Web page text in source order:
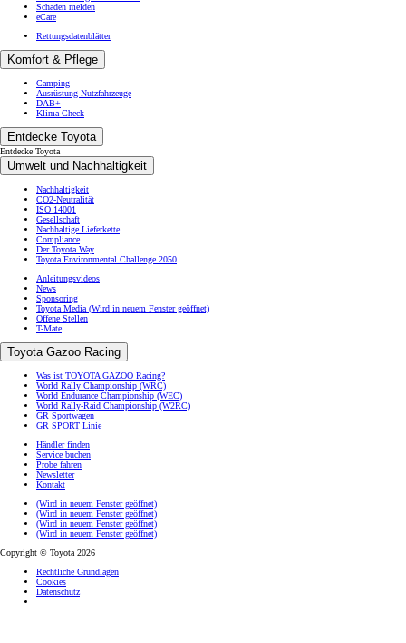
Schaden melden
eCare
Rettungsdatenblätter
Komfort & Pflege
Camping
Ausrüstung Nutzfahrzeuge
DAB+
Klima-Check
Entdecke Toyota
Entdecke Toyota
Umwelt und Nachhaltigkeit
Nachhaltigkeit
CO2-Neutralität
ISO 14001
Gesellschaft
Nachhaltige Lieferkette
Compliance
Der Toyota Way
Toyota Environmental Challenge 2050
Anleitungsvideos
News
Sponsoring
Toyota Media (Wird in neuem Fenster geöffnet)
Offene Stellen
T-Mate
Toyota Gazoo Racing
Was ist TOYOTA GAZOO Racing?
World Rally Championship (WRC)
World Endurance Championship (WEC)
World Rally-Raid Championship (W2RC)
GR Sportwagen
GR SPORT Linie
Händler finden
Service buchen
Probe fahren
Newsletter
Kontakt
(Wird in neuem Fenster geöffnet)
(Wird in neuem Fenster geöffnet)
(Wird in neuem Fenster geöffnet)
(Wird in neuem Fenster geöffnet)
Copyright © Toyota 2026
Rechtliche Grundlagen
Cookies
Datenschutz